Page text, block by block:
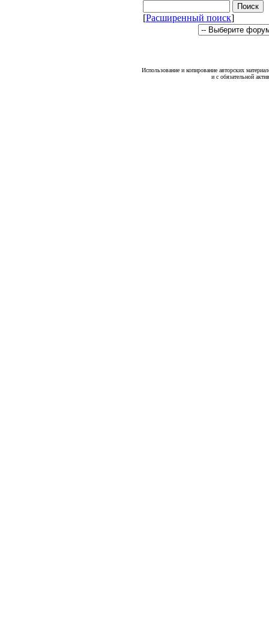
[Расширенный поиск]
Использование и копирование авторских
и с обязательной